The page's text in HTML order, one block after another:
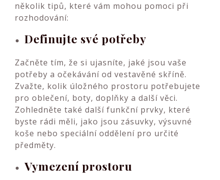
několik tipů, které vám mohou pomoci při
rozhodování:
Definujte své potřeby
Začněte tím, že si ujasníte, jaké jsou vaše
potřeby a očekávání od vestavěné skříně.
Zvažte, kolik úložného prostoru potřebujete
pro oblečení, boty, doplňky a další věci.
Zohledněte také další funkční prvky, které
byste rádi měli, jako jsou zásuvky, výsuvné
koše nebo speciální oddělení pro určité
předměty.
Vymezení prostoru